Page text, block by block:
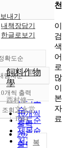
내기
내책장담기
한글로보기
확도순
정확도
순
인기도
순
연도순
제목순
저자순
림차순
내림차순
개씩 출력
10개씩
출력
20개씩
출력
조회
飼料作物
學
西村修一
文永堂
1984
복
천
이
검
색
어
로
많
이
본
자
료